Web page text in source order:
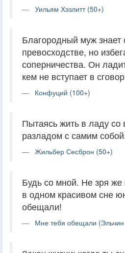
Уильям Хэзлитт (50+)
Благородный муж знает
превосходстве, но
соперничества. Он
кем не вступает в
Конфуций (100+)
Пытаясь жить в ладу со
разладом с самим
Жильбер Сесброн (50+)
Будь со мной. Не зря же
в одном красивом сне
обещали!
Мне тебя обещали